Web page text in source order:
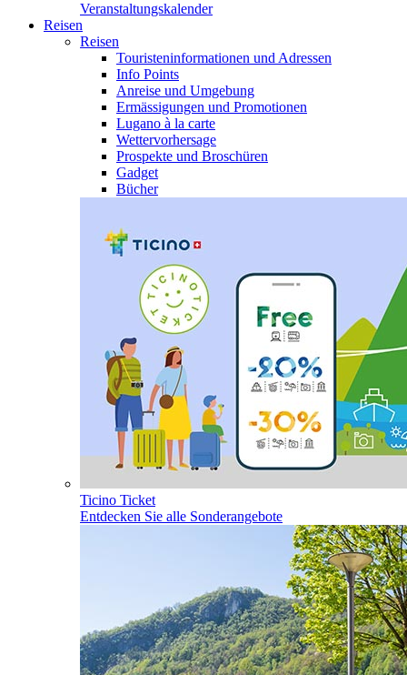
Veranstaltungskalender
Reisen
Reisen
Touristeninformationen und Adressen
Info Points
Anreise und Umgebung
Ermässigungen und Promotionen
Lugano à la carte
Wettervorhersage
Prospekte und Broschüren
Gadget
Bücher
Ticino Ticket
Entdecken Sie alle Sonderangebote